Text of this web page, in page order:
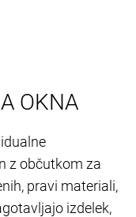
OKNA
z občutkom za
pravi materiali,
izdelek,